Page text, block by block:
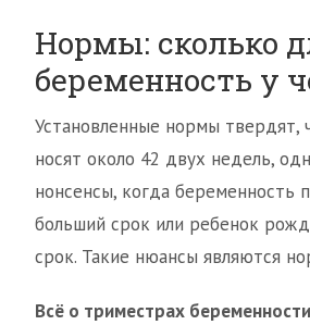
Нормы: сколько
беременность у
Установленные нормы твердят,
носят около 42 двух недель,
нонсенсы, когда беременность
больший срок или ребенок
срок. Такие нюансы являются
Всё о триместрах